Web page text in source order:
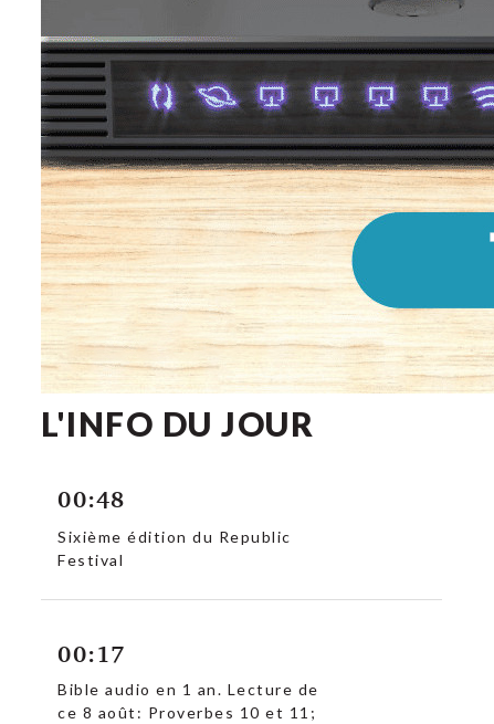
L'INFO DU JOUR
00:48
Sixième édition du Republic
Festival
00:17
Bible audio en 1 an. Lecture de
ce 8 août: Proverbes 10 et 11;